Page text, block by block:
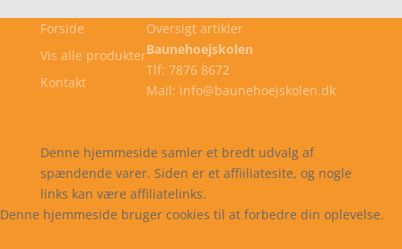
Forside
Vis alle produkter
Kontakt
Oversigt artikler
Baunehoejskolen
Tlf: 7876 8672
Mail: info@baunehoejskolen.dk
Denne hjemmeside samler et bredt udvalg af
spændende varer. Siden er et affiiliatesite, og nogle
links kan være affiliatelinks.
Denne hjemmeside bruger cookies til at forbedre din oplevelse.